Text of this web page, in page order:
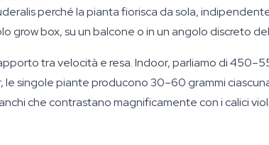
perché la pianta fiorisca da sola,
grow box, su un balcone o in un angolo discreto
tra velocità e resa. Indoor, parliamo di
singole piante producono 30–60 grammi
che contrastano magnificamente con i calici